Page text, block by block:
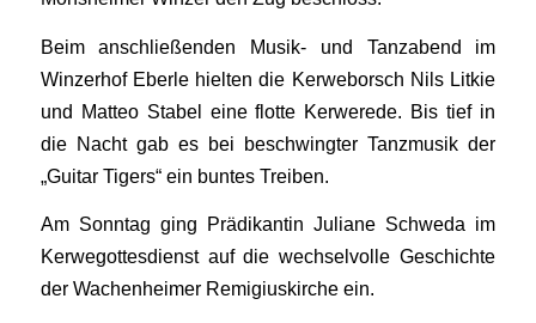
Beim anschließenden Musik- und Tanzabend im
Winzerhof Eberle hielten die Kerweborsch Nils Litkie
und Matteo Stabel eine flotte Kerwerede. Bis tief in
die Nacht gab es bei beschwingter Tanzmusik der
„Guitar Tigers“ ein buntes Treiben.
Am Sonntag ging Prädikantin Juliane Schweda im
Kerwegottesdienst auf die wechselvolle Geschichte
der Wachenheimer Remigiuskirche ein.